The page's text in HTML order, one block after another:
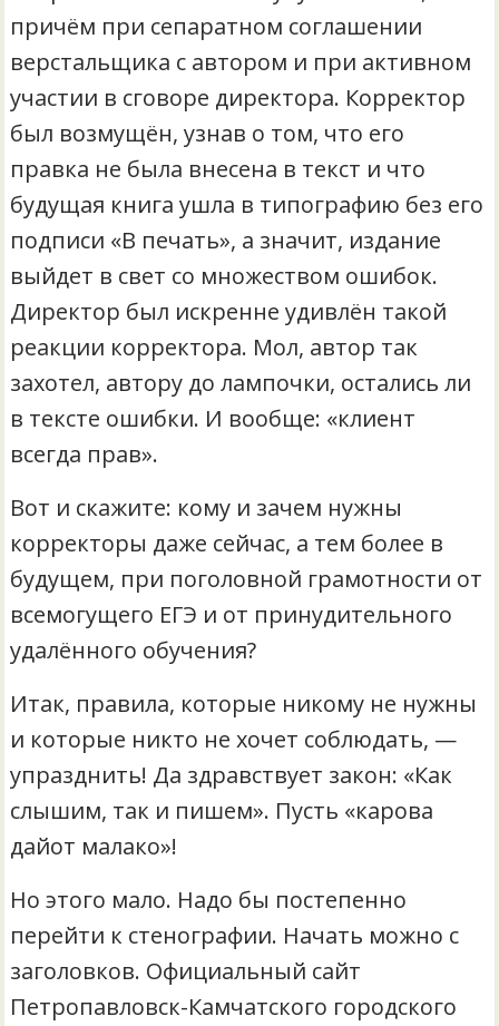
причём при сепаратном соглашении
верстальщика с автором и при активном
участии в сговоре директора. Корректор
был возмущён, узнав о том, что его
правка не была внесена в текст и что
будущая книга ушла в типографию без его
подписи «В печать», а значит, издание
выйдет в свет со множеством ошибок.
Директор был искренне удивлён такой
реакции корректора. Мол, автор так
захотел, автору до лампочки, остались ли
в тексте ошибки. И вообще: «клиент
всегда прав».
Вот и скажите: кому и зачем нужны
корректоры даже сейчас, а тем более в
будущем, при поголовной грамотности от
всемогущего ЕГЭ и от принудительного
удалённого обучения?
Итак, правила, которые никому не нужны
и которые никто не хочет соблюдать, —
упразднить! Да здравствует закон: «Как
слышим, так и пишем». Пусть «карова
дайот малако»!
Но этого мало. Надо бы постепенно
перейти к стенографии. Начать можно с
заголовков. Официальный сайт
Петропавловск-Камчатского городского